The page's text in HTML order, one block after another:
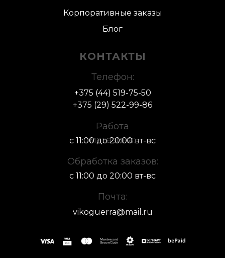
Корпоративные заказы
Блог
КОНТАКТЫ
Телефон:
+375 (44) 519-75-50
+375 (29) 522-99-86
Работа
магазина:
с 11:00 до 20:00 вт-вс
Обработка заказов:
с 11:00 до 20:00 вт-вс
Почта:
vikoguerra@mail.ru